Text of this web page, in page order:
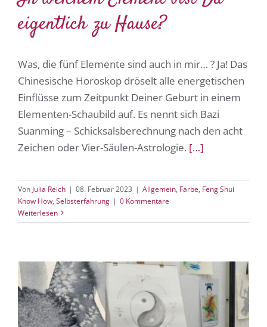
eigentlich zu Hause?
Was, die fünf Elemente sind auch in mir… ? Ja! Das
Chinesische Horoskop dröselt alle energetischen
Einflüsse zum Zeitpunkt Deiner Geburt in einem
Elementen-Schaubild auf. Es nennt sich Bazi
Suanming – Schicksalsberechnung nach den acht
Zeichen oder Vier-Säulen-Astrologie. […]
Von Julia Reich | 08. Februar 2023 | Allgemein, Farbe, Feng Shui
Know How, Selbsterfahrung | 0 Kommentare
Weiterlesen